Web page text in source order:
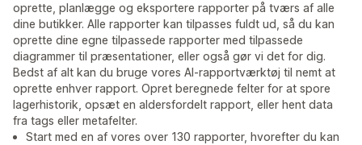
oprette, planlægge og eksportere rapporter på tværs af alle
dine butikker. Alle rapporter kan tilpasses fuldt ud, så du kan
oprette dine egne tilpassede rapporter med tilpassede
diagrammer til præsentationer, eller også gør vi det for dig.
Bedst af alt kan du bruge vores AI-rapportværktøj til nemt at
oprette enhver rapport. Opret beregnede felter for at spore
lagerhistorik, opsæt en aldersfordelt rapport, eller hent data
fra tags eller metafelter.
Start med en af vores over 130 rapporter, hvorefter du kan